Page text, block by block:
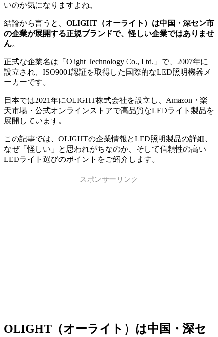
いのか気になりますよね。
結論から言うと、 OLIGHT（オーライト）は中国・深セン市
の企業が展開する正規ブランドで、怪しい企業ではありませ
ん。
正式な企業名は「Olight Technology Co., Ltd.」で、2007年に
設立され、ISO9001認証を取得した国際的なLED照明機器メ
ーカーです。
日本では2021年にOLIGHT株式会社を設立し、Amazon・楽
天市場・公式オンラインストアで高品質なLEDライト製品を
展開しています。
この記事では、OLIGHTの企業情報とLED照明製品の詳細、
なぜ「怪しい」と思われがちなのか、そして信頼性の高い
LEDライト選びのポイントをご紹介します。
スポンサーリンク
OLIGHT（オーライト）は中国・深セ